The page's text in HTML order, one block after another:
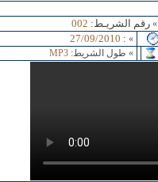
»رقم الشريـط: 002
»
:
27/09/2010
» طول الشريط: MP3